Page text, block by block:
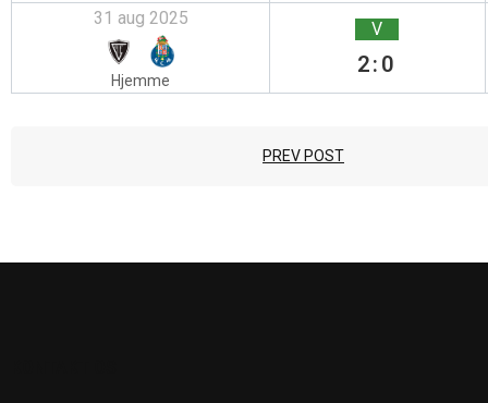
31 aug 2025
Hjemme
V
2:0
PREV POST